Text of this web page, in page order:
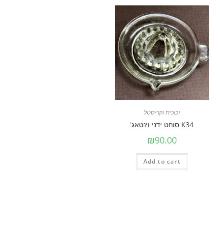
זכוכית וקריסטל
K34 סוחט ידני וינטאג'
₪90.00
Add to cart